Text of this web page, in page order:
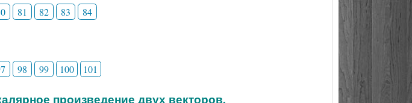
81 82 83 84
98 99 100 101
произведение двух векторов.